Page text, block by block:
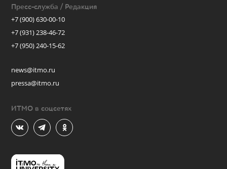
Пресс-служба / Редакция
+7 (900) 630-00-10
+7 (931) 238-46-72
+7 (950) 240-15-62
news@itmo.ru
pressa@itmo.ru
ИТМО в соцсетях